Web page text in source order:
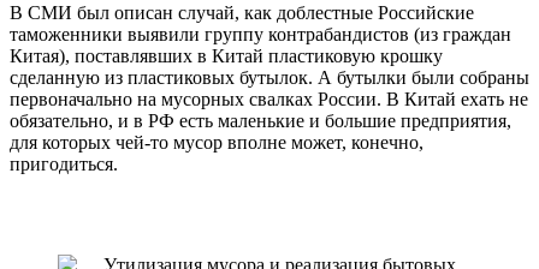
В СМИ был описан случай, как доблестные Российские
таможенники выявили группу контрабандистов (из граждан
Китая), поставлявших в Китай пластиковую крошку
сделанную из пластиковых бутылок. А бутылки были собраны
первоначально на мусорных свалках России. В Китай ехать не
обязательно, и в РФ есть маленькие и большие предприятия,
для которых чей-то мусор вполне может, конечно,
пригодиться.